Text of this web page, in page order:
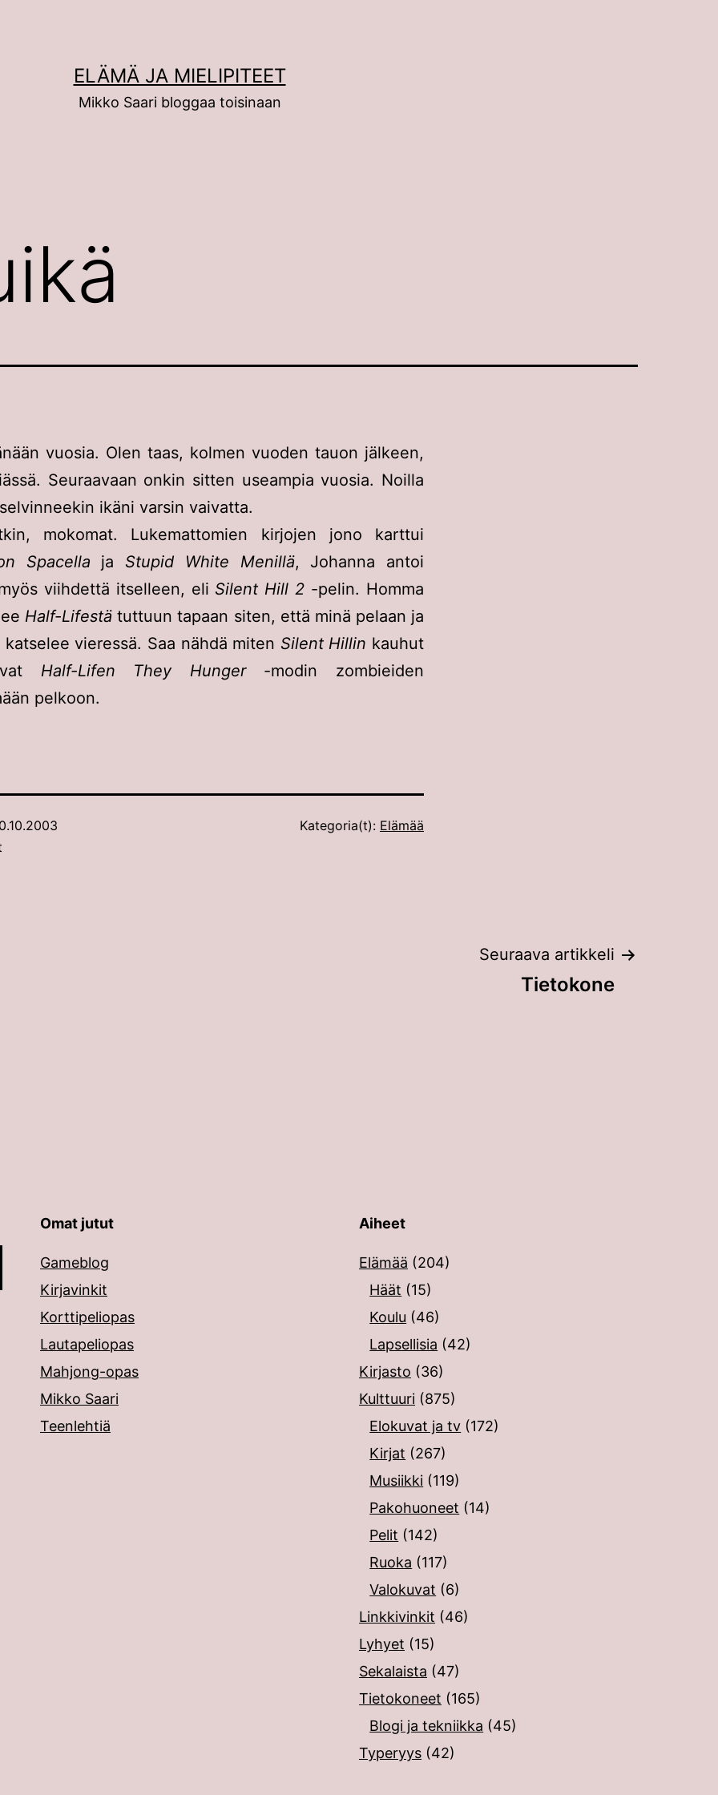
ELÄMÄ JA MIELIPITEET
Mikko Saari bloggaa toisinaan
vuosia. Olen taas, kolmen vuoden tauon jälkeen,
Seuraavaan onkin sitten useampia vuosia. Noilla
ikäni varsin vaivatta.
mokomat. Lukemattomien kirjojen jono karttui
Spacella ja Stupid White Menillä, Johanna antoi
viihdettä itselleen, eli Silent Hill 2 -pelin. Homma
Half-Lifestä tuttuun tapaan siten, että minä pelaan ja
katselee vieressä. Saa nähdä miten Silent Hillin kauhut
Half-Lifen They Hunger-modin zombieiden
pelkoon.
Kategoria(t): Elämää
Seuraava artikkeli
Tietokone
ylös ja alas ja siirtyä halutulle sivulle enterin painalluksella. Kosketusnäytöllisten laitteiden
Omat jutut
Gameblog
Kirjavinkit
Korttipeliopas
Lautapeliopas
Mahjong-opas
Mikko Saari
Teenlehtiä
Aiheet
Elämää (204)
Häät (15)
Koulu (46)
Lapsellisia (42)
Kirjasto (36)
Kulttuuri (875)
Elokuvat ja tv (172)
Kirjat (267)
Musiikki (119)
Pakohuoneet (14)
Pelit (142)
Ruoka (117)
Valokuvat (6)
Linkkivinkit (46)
Lyhyet (15)
Sekalaista (47)
Tietokoneet (165)
Blogi ja tekniikka (45)
Typeryys (42)